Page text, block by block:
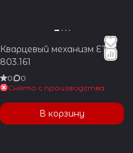
Кварцевый механизм ETA
803.161
0
0
Снято с производства
В корзину